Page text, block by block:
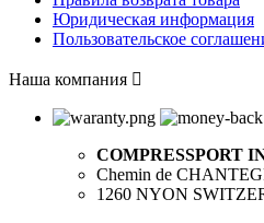
Юридическая информация
Пользовательское
Наша компания 
COMPRESSPORT
Chemin de
1260 NYON